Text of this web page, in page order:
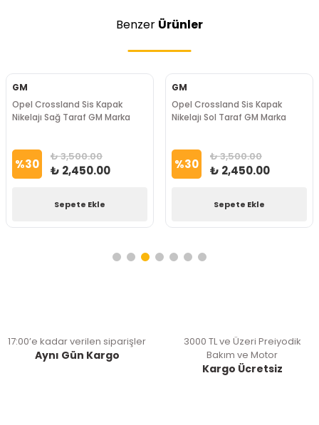
Benzer Ürünler
GM
Opel Crossland Sis Kapak
Nikelajı Sağ Taraf GM Marka
%30 ₺ 3,500.00
₺ 2,450.00
Sepete Ekle
GM
Opel Crossland Sis Kapak
Nikelajı Sol Taraf GM Marka
%30 ₺ 3,500.00
₺ 2,450.00
Sepete Ekle
17:00’e kadar verilen siparişler
Aynı Gün Kargo
3000 TL ve Üzeri Preiyodik
Bakım ve Motor
Kargo Ücretsiz